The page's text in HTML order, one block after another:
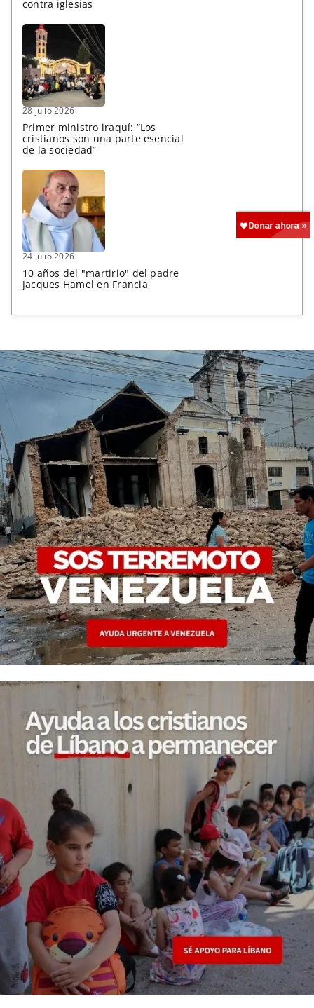
contra iglesias
28 julio 2026
Primer ministro iraquí: “Los
cristianos son una parte esencial
de la sociedad”
24 julio 2026
10 años del "martirio" del padre
Jacques Hamel en Francia